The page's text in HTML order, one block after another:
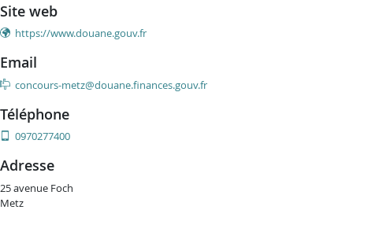
site web
https://www.douane.gouv.fr
email
concours-metz@douane.finances.gouv.fr
téléphone
0970277400
adresse
25 avenue Foch
Metz